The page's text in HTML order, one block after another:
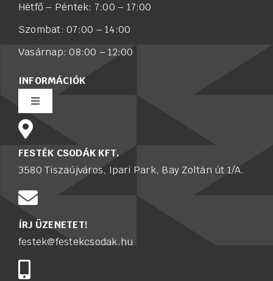
Hétfő – Péntek: 7:00 – 17:00
Szombat: 07:00 – 14:00
Vasárnap: 08:00 – 12:00
INFORMÁCIÓK
Toggle
Navigation
Rólunk
Értékesítő munkatársat keresünk
FESTÉK CSODÁK KFT.
3580 Tiszaújváros, Ipari Park, Bay Zoltán út 1/A.
ÍRJ ÜZENETET!
festek@festekcsodak.hu